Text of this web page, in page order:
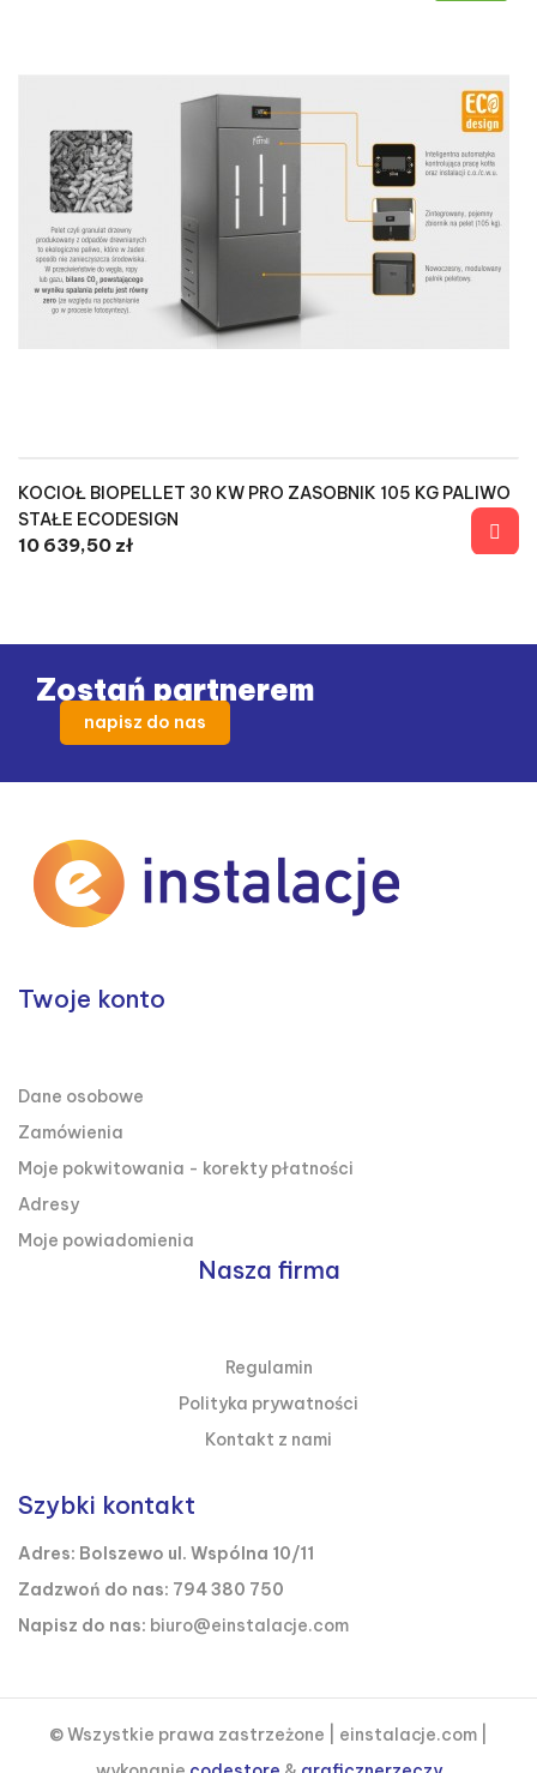
KOCIOŁ BIOPELLET 30 KW PRO ZASOBNIK 105 KG PALIWO
STAŁE ECODESIGN
10 639,50 zł
Zostań partnerem
napisz do nas
Twoje konto
Dane osobowe
Zamówienia
Moje pokwitowania - korekty płatności
Adresy
Moje powiadomienia
Nasza firma
Regulamin
Polityka prywatności
Kontakt z nami
Szybki kontakt
Adres: Bolszewo ul. Wspólna 10/11
Zadzwoń do nas: 794 380 750
Napisz do nas: biuro@einstalacje.com
© Wszystkie prawa zastrzeżone | einstalacje.com |